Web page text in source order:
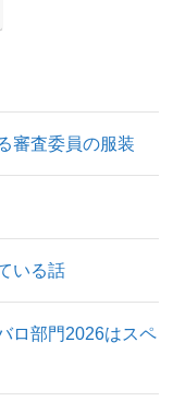
審査委員の服装
いる話
ロ部門2026はスペ